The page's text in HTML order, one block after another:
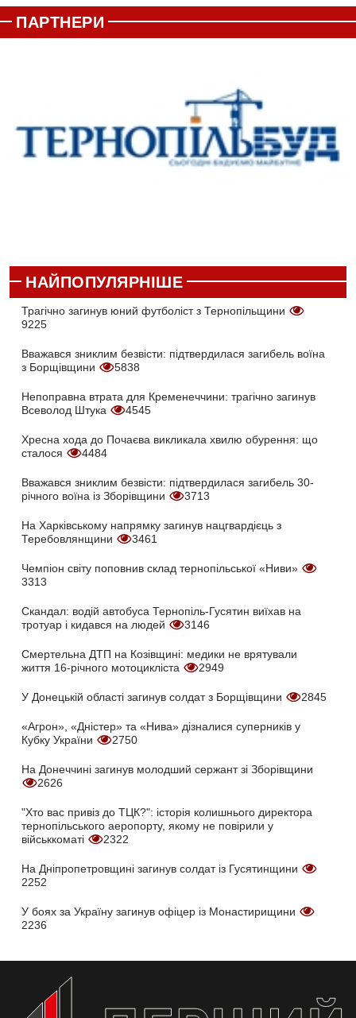
ПАРТНЕРИ
НАЙПОПУЛЯРНІШЕ
Трагічно загинув юний футболіст з Тернопільщини
9225
Вважався зниклим безвісти: підтвердилася загибель воїна
з Борщівщини
5838
Непоправна втрата для Кременеччини: трагічно загинув
Всеволод Штука
4545
Хресна хода до Почаєва викликала хвилю обурення: що
сталося
4484
Вважався зниклим безвісти: підтвердилася загибель 30-
річного воїна із Зборівщини
3713
На Харківському напрямку загинув нацгвардієць з
Теребовлянщини
3461
Чемпіон світу поповнив склад тернопільської «Ниви»
3313
Скандал: водій автобуса Тернопіль-Гусятин виїхав на
тротуар і кидався на людей
3146
Смертельна ДТП на Козівщині: медики не врятували
життя 16-річного мотоцикліста
2949
У Донецькій області загинув солдат з Борщівщини 2845
«Агрон», «Дністер» та «Нива» дізналися суперників у
Кубку України
2750
На Донеччині загинув молодший сержант зі Зборівщини
2626
"Хто вас привіз до ТЦК?": історія колишнього директора
тернопільського аеропорту, якому не повірили у
військкоматі
2322
На Дніпропетровщині загинув солдат із Гусятинщини
2252
У боях за Україну загинув офіцер із Монастирищини
2236